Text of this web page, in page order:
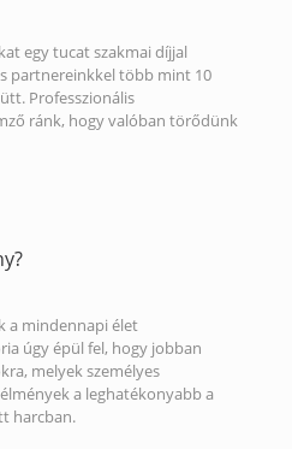
egy tucat szakmai díjjal
partnereinkkel több mint 10
Professzionális
ránk, hogy valóban törődünk
a mindennapi élet
úgy épül fel, hogy jobban
melyek személyes
a leghatékonyabb a
harcban.